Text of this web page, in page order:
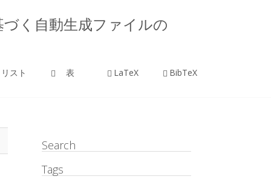
く自動生成ファイルの
リスト 表 LaTeX BibTeX
Search
Tags